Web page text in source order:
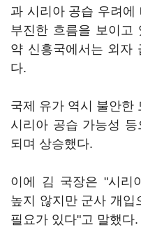
과 시리아 공습 우려에
부진한 흐름을 보이고
약 신흥국에서는 외자
다.
국제 유가 역시 불안한
시리아 공습 가능성
되며 상승했다.
이에 김 국장은 "시리
높지 않지만 군사 개
필요가 있다"고 말했다.